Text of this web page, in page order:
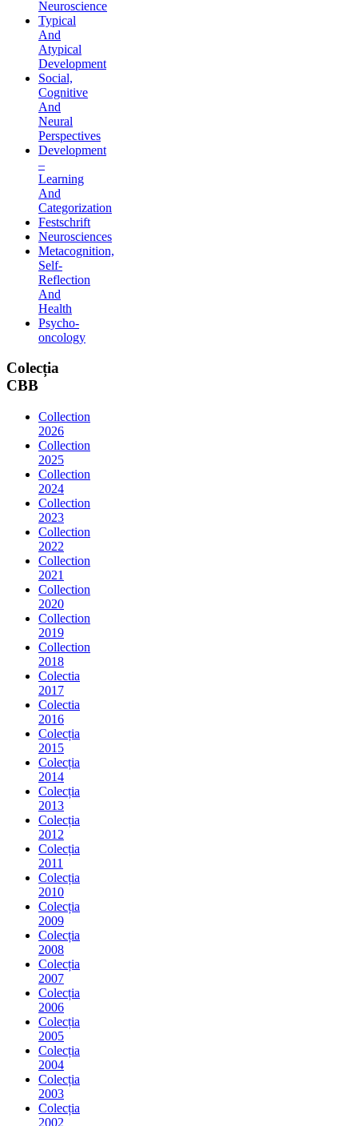
Neuroscience
Typical
And
Atypical
Development
Social,
Cognitive
And
Neural
Perspectives
Development
–
Learning
And
Categorization
Festschrift
Neurosciences
Metacognition,
Self-
Reflection
And
Health
Psycho-
oncology
Colecția
CBB
Collection
2026
Collection
2025
Collection
2024
Collection
2023
Collection
2022
Collection
2021
Collection
2020
Collection
2019
Collection
2018
Colectia
2017
Colectia
2016
Colecția
2015
Colecția
2014
Colecția
2013
Colecția
2012
Colecția
2011
Colecția
2010
Colecția
2009
Colecția
2008
Colecția
2007
Colecția
2006
Colecția
2005
Colecția
2004
Colecția
2003
Colecția
2002